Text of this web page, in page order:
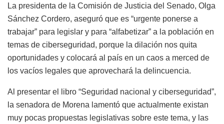
La presidenta de la Comisión de Justicia del Senado, Olga
Sánchez Cordero, aseguró que es “urgente ponerse a
trabajar” para legislar y para “alfabetizar” a la población en
temas de ciberseguridad, porque la dilación nos quita
oportunidades y colocará al país en un caos a merced de
los vacíos legales que aprovechará la delincuencia.
Al presentar el libro “Seguridad nacional y ciberseguridad”,
la senadora de Morena lamentó que actualmente existan
muy pocas propuestas legislativas sobre este tema, y las